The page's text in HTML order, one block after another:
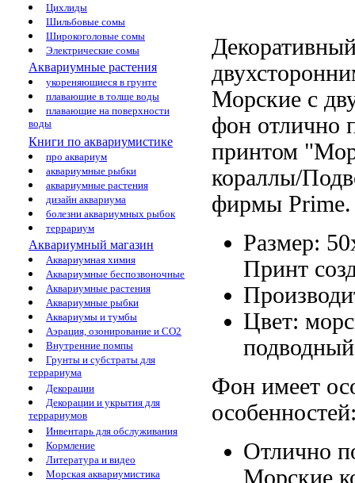
Цихлиды
Шильбовые сомы
Широкоголовые сомы
Электрические сомы
Аквариумные растения
укореняющиеся в грунте
плавающие в толще воды
плавающие на поверхности
воды
Книги по аквариумистике
про аквариум
аквариумные рыбки
аквариумные растения
дизайн аквариума
болезни аквариумных рыбок
террариум
Аквариумный магазин
Аквариумная химия
Аквариумные беспозвоночные
Аквариумные растения
Аквариумные рыбки
Аквариумы и тумбы
Аэрация, озонирование и CO2
Внутренние помпы
Грунты и субстраты для
террариума
Декорации
Декорации и укрытия для
террариумов
Инвентарь для обслуживания
Кормление
Литература и видео
Морская аквариумистика
Морские с
фон отлично
принтом
кораллы/
фирмы
Размер:
Принт
Цвет:
Фон имеет
Отлично
Морские